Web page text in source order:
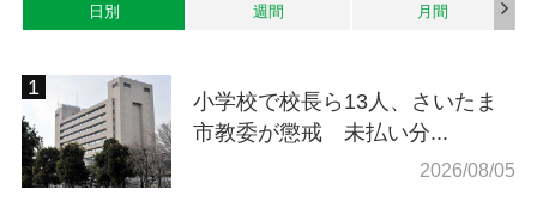
日別 週間 月間
小学校で校長ら13人、さいたま
市教委が懲戒 未払い分...
2026/08/05